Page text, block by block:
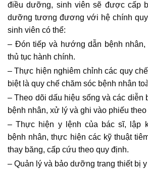
điều dưỡng, sinh viên sẽ được cấp
dưỡng tương đương với hệ chính
sinh viên có thể:
– Đón tiếp và hướng dẫn bệnh
thủ tục hành chính.
– Thực hiện nghiêm chỉnh các quy
biệt là quy chế chăm sóc bệnh nhân
– Theo dõi dấu hiệu sống và các diễn
bệnh nhân, xử lý và ghi vào phiếu theo
– Thực hiện y lệnh của bác sĩ, lập
bệnh nhân, thực hiện các kỹ thuật
thay băng, cấp cứu theo quy định.
– Quản lý và bảo dưỡng trang thiết bị y